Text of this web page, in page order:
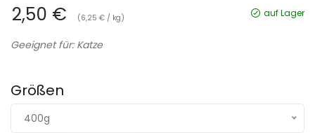
2,50 € (6,25 € / kg) auf Lager
Geeignet für: Katze
Größen
400g